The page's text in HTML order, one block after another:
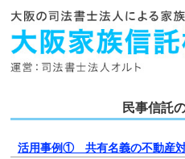
民事信託
活用事例① 共有名義の不動産